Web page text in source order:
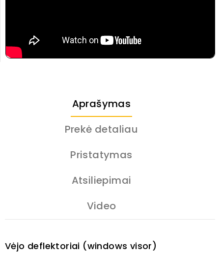
Aprašymas
Prekė detaliau
Pristatymas
Atsiliepimai
Video
Vėjo deflektoriai (windows visor)